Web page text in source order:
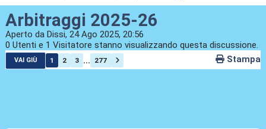
Arbitraggi 2025-26
Aperto da Dissi, 24 Ago 2025, 20:56
0 Utenti e 1 Visitatore stanno visualizzando questa discussione.
VAI GIÙ 1 2 3 ... 277 Stampa